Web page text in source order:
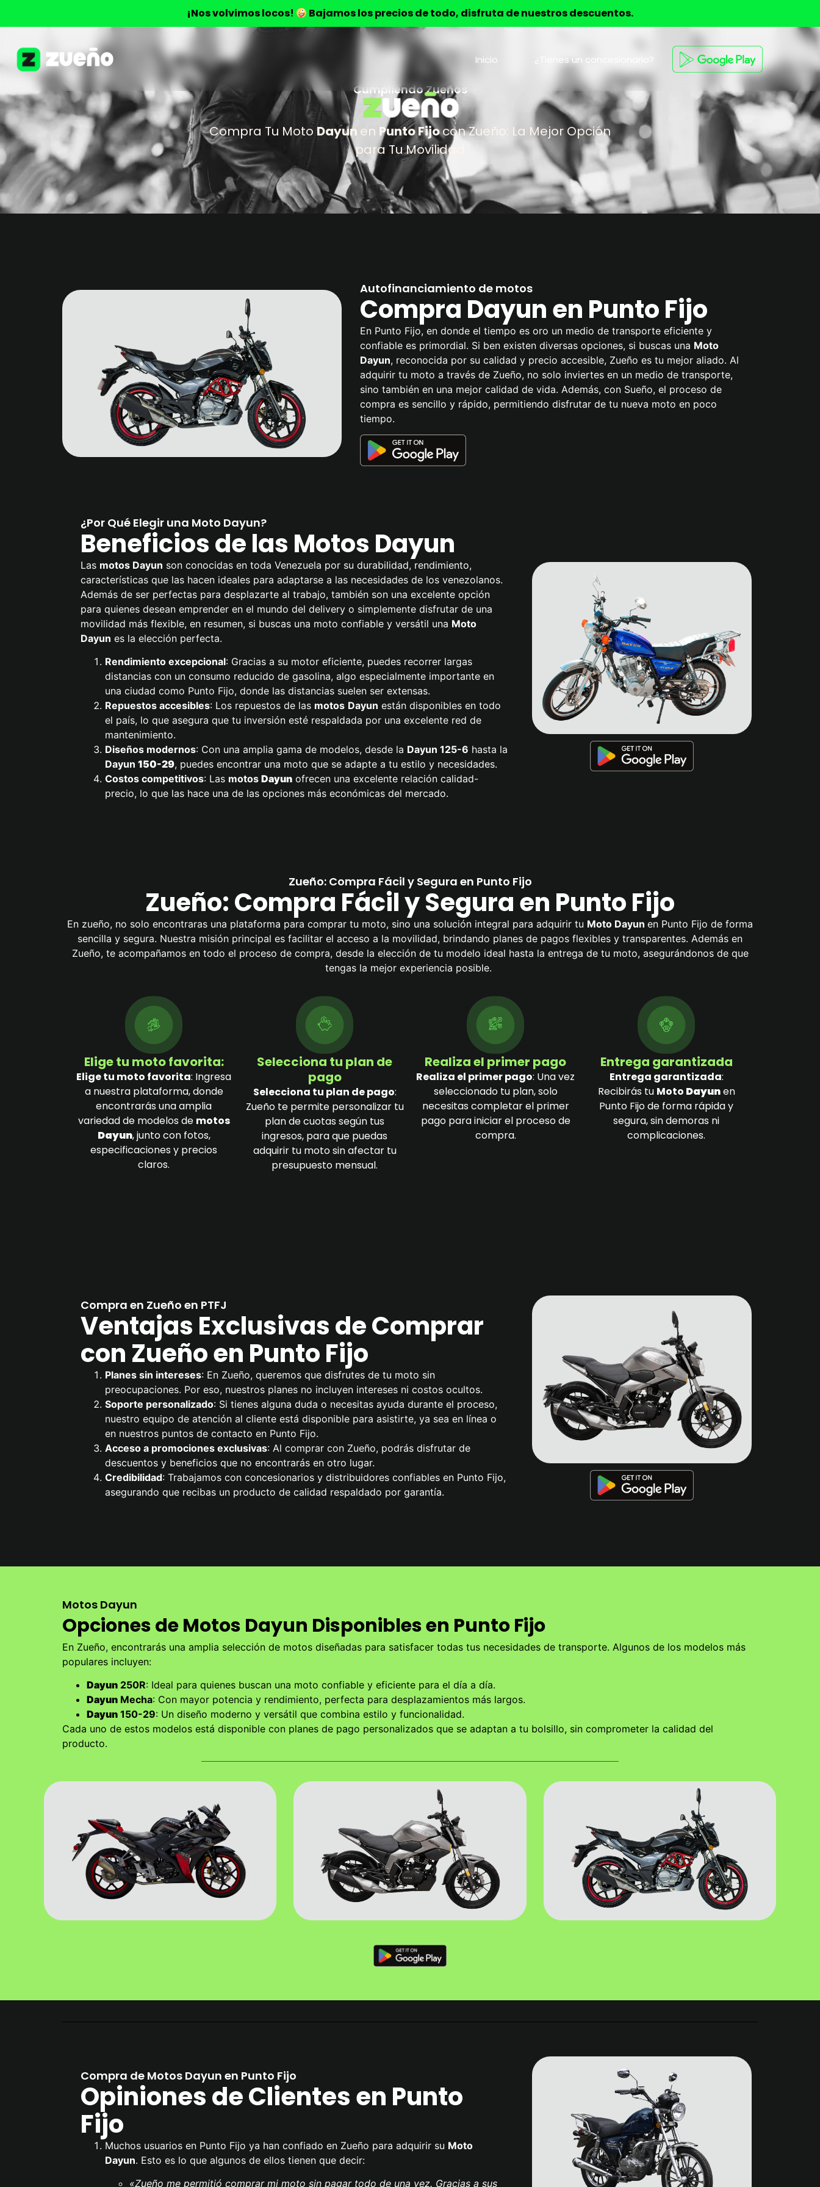
¡Nos volvimos locos! Bajamos los precios de todo, disfruta de nuestros descuentos.
Inicio ¿Tienes un concesionario?
Cumpliendo Zueños
Compra Tu MotoDayun en Punto Fijocon Zueño: La Mejor Opción
para Tu Movilidad
Autofinanciamiento de motos
Compra Dayun en Punto Fijo
En Punto Fijo, en donde el tiempo es oro un medio de transporte eficiente y
confiable es primordial. Si ben existen diversas opciones, si buscas una Moto
Dayun, reconocida por su calidad y precio accesible, Zueño es tu mejor aliado. Al
adquirir tu moto a través de Zueño, no solo inviertes en un medio de transporte,
sino también en una mejor calidad de vida. Además, con Sueño, el proceso de
compra es sencillo y rápido, permitiendo disfrutar de tu nueva moto en poco
tiempo.
¿Por Qué Elegir una Moto Dayun?
Beneficios de las Motos Dayun
Las motos Dayun son conocidas en toda Venezuela por su durabilidad, rendimiento,
características que las hacen ideales para adaptarse a las necesidades de los venezolanos.
Además de ser perfectas para desplazarte al trabajo, también son una excelente opción
para quienes desean emprender en el mundo del delivery o simplemente disfrutar de una
movilidad más flexible, en resumen, si buscas una moto confiable y versátil una Moto
Dayun es la elección perfecta.
Rendimiento excepcional: Gracias a su motor eficiente, puedes recorrer largas
distancias con un consumo reducido de gasolina, algo especialmente importante en
una ciudad como Punto Fijo, donde las distancias suelen ser extensas.
Repuestos accesibles: Los repuestos de las motos Dayun están disponibles en todo
el país, lo que asegura que tu inversión esté respaldada por una excelente red de
mantenimiento.
Diseños modernos: Con una amplia gama de modelos, desde la Dayun 125-6 hasta la
Dayun 150-29, puedes encontrar una moto que se adapte a tu estilo y necesidades.
Costos competitivos: Las motos Dayun ofrecen una excelente relación calidad-
precio, lo que las hace una de las opciones más económicas del mercado.
Zueño: Compra Fácil y Segura en Punto Fijo
Zueño: Compra Fácil y Segura en Punto Fijo
En zueño, no solo encontraras una plataforma para comprar tu moto, sino una solución integral para adquirir tu Moto Dayun en Punto Fijo de forma
sencilla y segura. Nuestra misión principal es facilitar el acceso a la movilidad, brindando planes de pagos flexibles y transparentes. Además en
Zueño, te acompañamos en todo el proceso de compra, desde la elección de tu modelo ideal hasta la entrega de tu moto, asegurándonos de que
tengas la mejor experiencia posible.
Elige tu moto favorita:
Elige tu moto favorita: Ingresa
a nuestra plataforma, donde
encontrarás una amplia
variedad de modelos de motos
Dayun, junto con fotos,
especificaciones y precios
claros.
Selecciona tu plan de
pago
Selecciona tu plan de pago:
Zueño te permite personalizar tu
plan de cuotas según tus
ingresos, para que puedas
adquirir tu moto sin afectar tu
presupuesto mensual.
Realiza el primer pago
Realiza el primer pago: Una vez
seleccionado tu plan, solo
necesitas completar el primer
pago para iniciar el proceso de
compra.
Entrega garantizada
Entrega garantizada:
Recibirás tu Moto Dayunen
Punto Fijo de forma rápida y
segura, sin demoras ni
complicaciones.
Compra en Zueño en PTFJ
Ventajas Exclusivas de Comprar
con Zueño en Punto Fijo
Planes sin intereses: En Zueño, queremos que disfrutes de tu moto sin
preocupaciones. Por eso, nuestros planes no incluyen intereses ni costos ocultos.
Soporte personalizado: Si tienes alguna duda o necesitas ayuda durante el proceso,
nuestro equipo de atención al cliente está disponible para asistirte, ya sea en línea o
en nuestros puntos de contacto en Punto Fijo.
Acceso a promociones exclusivas: Al comprar con Zueño, podrás disfrutar de
descuentos y beneficios que no encontrarás en otro lugar.
Credibilidad: Trabajamos con concesionarios y distribuidores confiables en Punto Fijo,
asegurando que recibas un producto de calidad respaldado por garantía.
Motos Dayun
Opciones de Motos Dayun Disponibles en Punto Fijo
En Zueño, encontrarás una amplia selección de motos diseñadas para satisfacer todas tus necesidades de transporte. Algunos de los modelos más
populares incluyen:
Dayun 250R: Ideal para quienes buscan una moto confiable y eficiente para el día a día.
Dayun Mecha: Con mayor potencia y rendimiento, perfecta para desplazamientos más largos.
Dayun 150-29: Un diseño moderno y versátil que combina estilo y funcionalidad.
Cada uno de estos modelos está disponible con planes de pago personalizados que se adaptan a tu bolsillo, sin comprometer la calidad del
producto.
Compra de Motos Dayun en Punto Fijo
Opiniones de Clientes en Punto
Fijo
Muchos usuarios en Punto Fijo ya han confiado en Zueño para adquirir su Moto
Dayun. Esto es lo que algunos de ellos tienen que decir:
«Zueño me permitió comprar mi moto sin pagar todo de una vez. Gracias a sus